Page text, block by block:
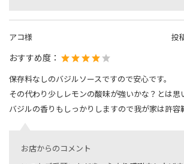
アコ様 投
おすすめ度：
保存料なしのバジルソースですので安心です。
その代わり少しレモンの酸味が強いかな？とは思
バジルの香りもしっかりしますので我が家は許容
お店からのコメント